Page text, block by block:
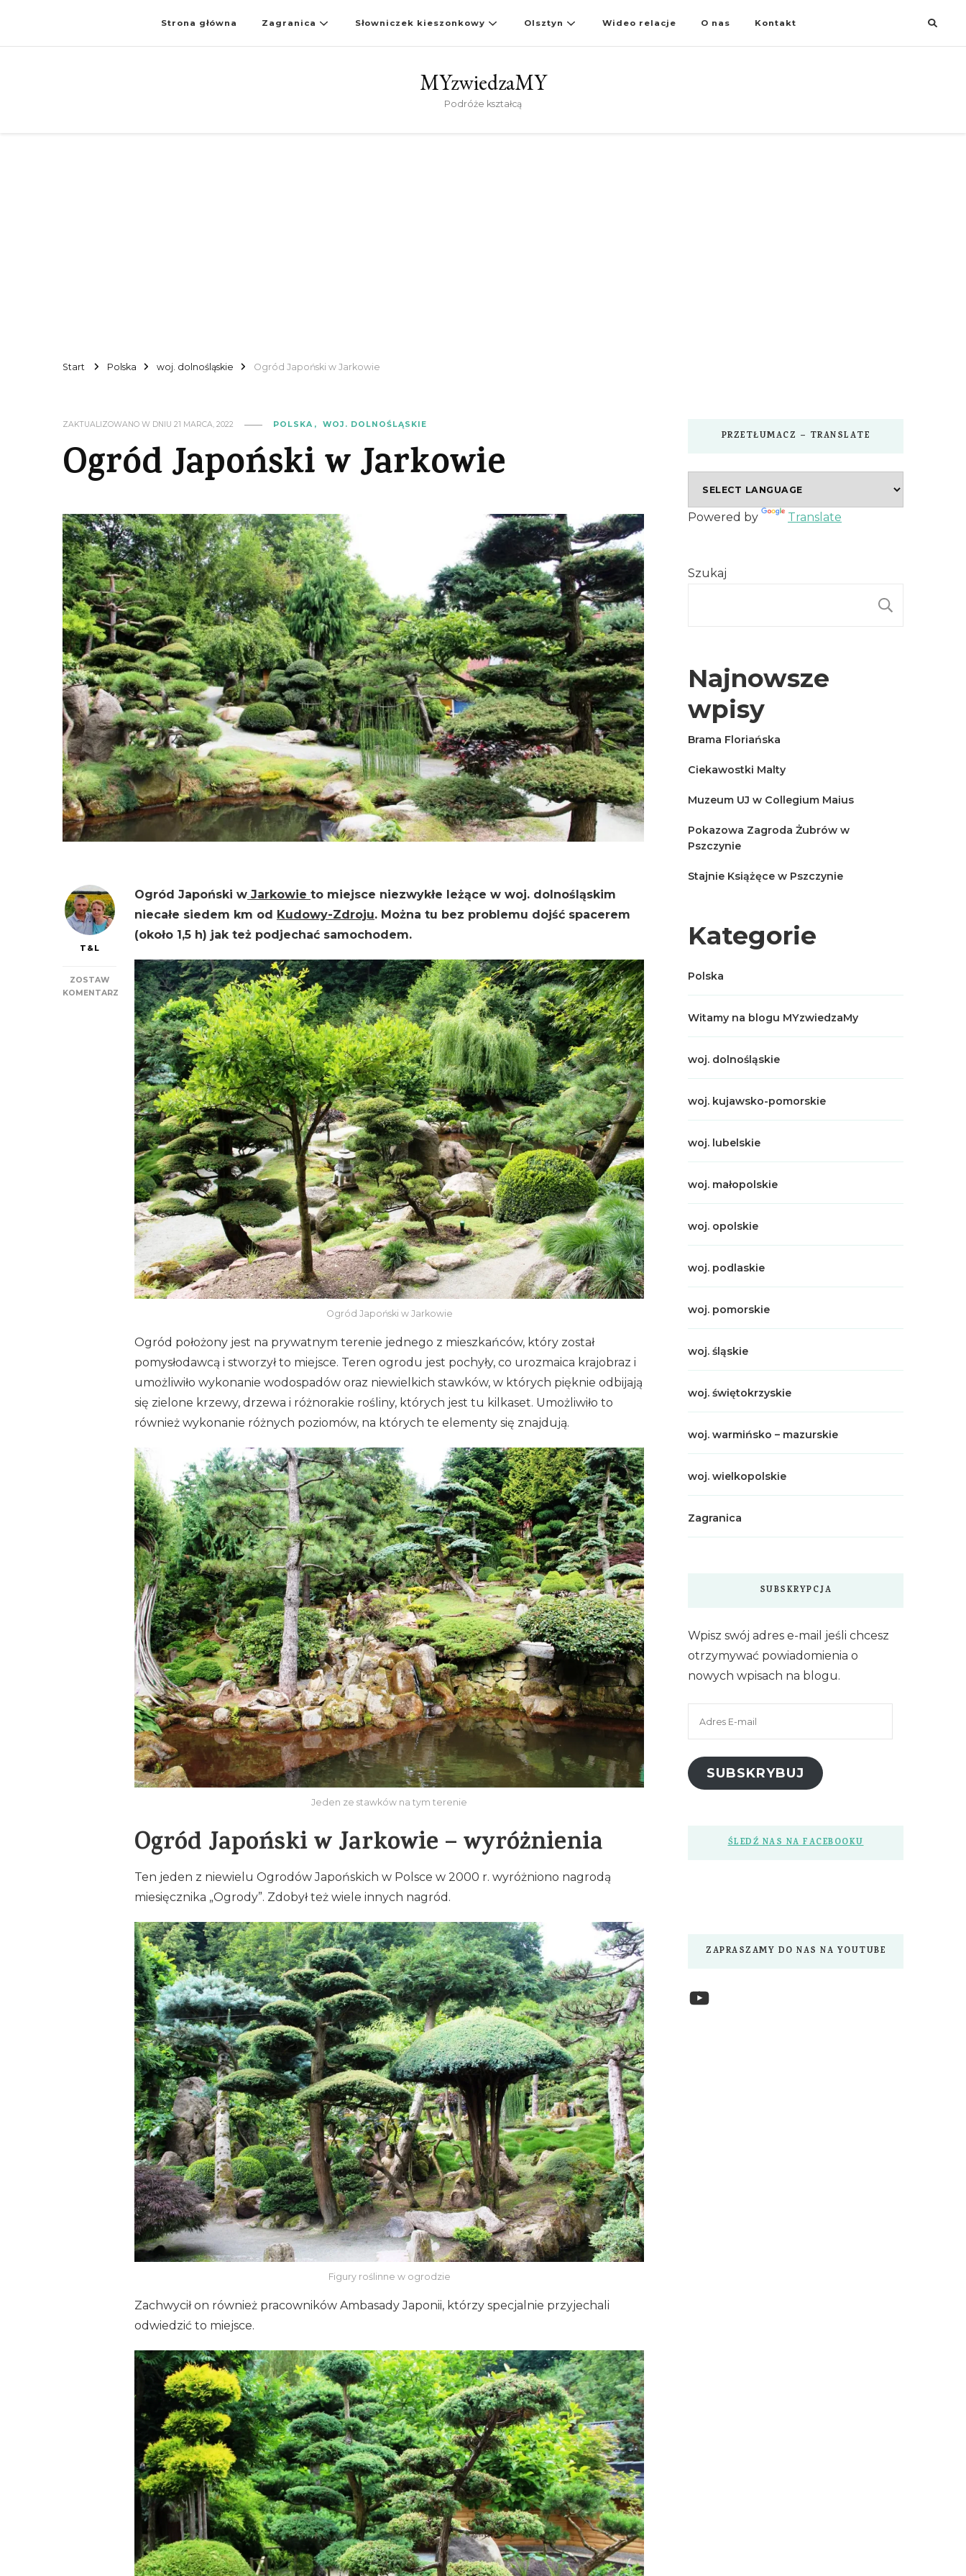
Strona główna Zagranica Słowniczek kieszonkowy Olsztyn Wideo relacje O nas Kontakt
MYzwiedzaMY
Podróże kształcą
Start Polska woj. dolnośląskie Ogród Japoński w Jarkowie
ZAKTUALIZOWANO W DNIU 21 MARCA, 2022 POLSKA WOJ. DOLNOŚLĄSKIE
Ogród Japoński w Jarkowie
T&L
ZOSTAW
KOMENTARZ
Ogród Japoński w Jarkowie to miejsce niezwykłe leżące w woj. dolnośląskim
niecałe siedem km od Kudowy-Zdroju. Można tu bez problemu dojść spacerem
(około 1,5 h) jak też podjechać samochodem.
Ogród Japoński w Jarkowie
Ogród położony jest na prywatnym terenie jednego z mieszkańców, który został
pomysłodawcą i stworzył to miejsce. Teren ogrodu jest pochyły, co urozmaica krajobraz i
umożliwiło wykonanie wodospadów oraz niewielkich stawków, w których pięknie odbijają
się zielone krzewy, drzewa i różnorakie rośliny, których jest tu kilkaset. Umożliwiło to
również wykonanie różnych poziomów, na których te elementy się znajdują.
Jeden ze stawków na tym terenie
Ogród Japoński w Jarkowie – wyróżnienia
Ten jeden z niewielu Ogrodów Japońskich w Polsce w 2000 r. wyróżniono nagrodą
miesięcznika „Ogrody”. Zdobył też wiele innych nagród.
Figury roślinne w ogrodzie
Zachwycił on również pracowników Ambasady Japonii, którzy specjalnie przyjechali
odwiedzić to miejsce.
PRZETŁUMACZ – TRANSLATE
Powered by Translate
Szukaj
Najnowsze
wpisy
Brama Floriańska
Ciekawostki Malty
Muzeum UJ w Collegium Maius
Pokazowa Zagroda Żubrów w
Pszczynie
Stajnie Książęce w Pszczynie
Kategorie
Polska
Witamy na blogu MYzwiedzaMy
woj. dolnośląskie
woj. kujawsko-pomorskie
woj. lubelskie
woj. małopolskie
woj. opolskie
woj. podlaskie
woj. pomorskie
woj. śląskie
woj. świętokrzyskie
woj. warmińsko – mazurskie
woj. wielkopolskie
Zagranica
SUBSKRYPCJA
Wpisz swój adres e-mail jeśli chcesz
otrzymywać powiadomienia o
nowych wpisach na blogu.
SUBSKRYBUJ
ŚLEDŹ NAS NA FACEBOOKU
ZAPRASZAMY DO NAS NA YOUTUBE
YouTube